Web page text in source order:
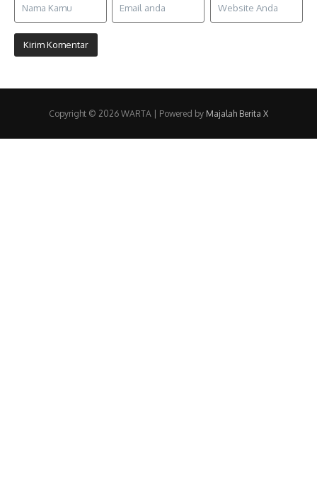
Copyright © 2026 WARTA | Powered by Majalah Berita X